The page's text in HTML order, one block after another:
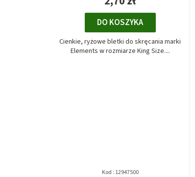
DO KOSZYKA
Cienkie, ryżowe bletki do skręcania marki
Elements w rozmiarze King Size....
Kod : 12947500